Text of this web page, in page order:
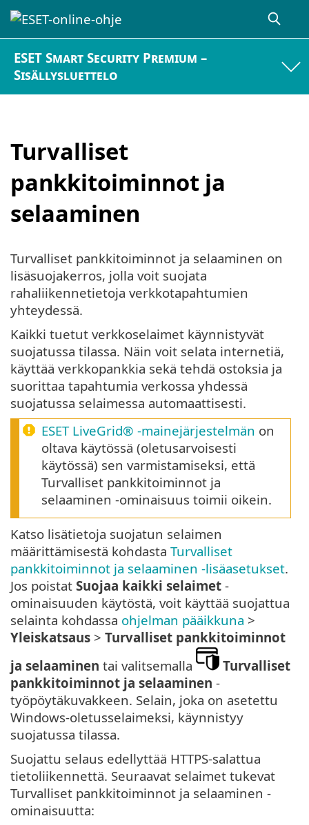
ESET Smart Security Premium –
Sisällysluettelo
Turvalliset
pankkitoiminnot ja
selaaminen
Turvalliset pankkitoiminnot ja selaaminen on
lisäsuojakerros, jolla voit suojata
rahaliikennetietoja verkkotapahtumien
yhteydessä.
Kaikki tuetut verkkoselaimet käynnistyvät
suojatussa tilassa. Näin voit selata internetiä,
käyttää verkkopankkia sekä tehdä ostoksia ja
suorittaa tapahtumia verkossa yhdessä
suojatussa selaimessa automaattisesti.
ESET LiveGrid® -mainejärjestelmän on
oltava käytössä (oletusarvoisesti
käytössä) sen varmistamiseksi, että
Turvalliset pankkitoiminnot ja
selaaminen -ominaisuus toimii oikein.
Katso lisätietoja suojatun selaimen
määrittämisestä kohdasta Turvalliset
pankkitoiminnot ja selaaminen -lisäasetukset.
Jos poistat Suojaa kaikki selaimet -
ominaisuuden käytöstä, voit käyttää suojattua
selainta kohdassa ohjelman pääikkuna >
Yleiskatsaus > Turvalliset pankkitoiminnot
ja selaaminen tai valitsemalla
Turvalliset
pankkitoiminnot ja selaaminen -
työpöytäkuvakkeen. Selain, joka on asetettu
Windows-oletusselaimeksi, käynnistyy
suojatussa tilassa.
Suojattu selaus edellyttää HTTPS-salattua
tietoliikennettä. Seuraavat selaimet tukevat
Turvalliset pankkitoiminnot ja selaaminen -
ominaisuutta: